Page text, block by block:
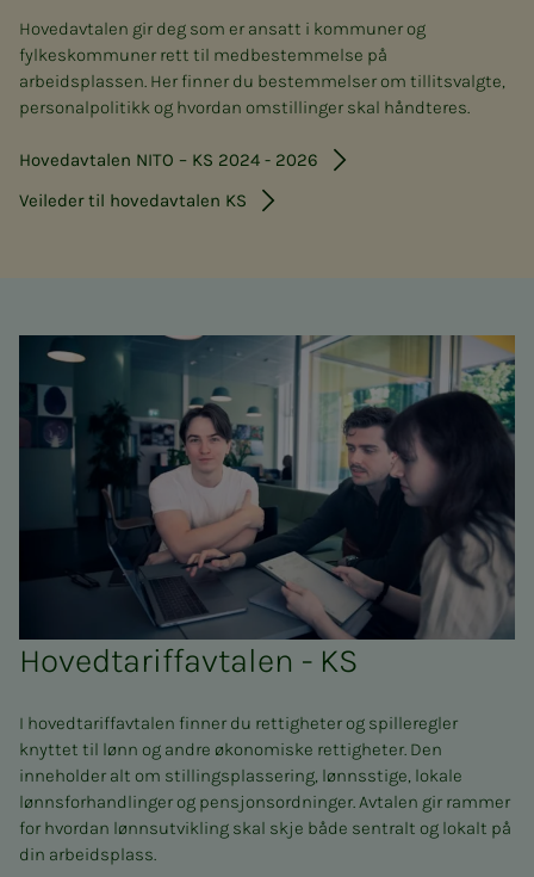
Hovedavtalen gir deg som er ansatt i kommuner og
fylkeskommuner rett til medbestemmelse på
arbeidsplassen. Her finner du bestemmelser om tillitsvalgte,
personalpolitikk og hvordan omstillinger skal håndteres.
Hovedavtalen NITO – KS 2024 - 2026
Veileder til hovedavtalen KS
Hovedtariffavtalen - KS
I hovedtariffavtalen finner du rettigheter og spilleregler
knyttet til lønn og andre økonomiske rettigheter. Den
inneholder alt om stillingsplassering, lønnsstige, lokale
lønnsforhandlinger og pensjonsordninger. Avtalen gir rammer
for hvordan lønnsutvikling skal skje både sentralt og lokalt på
din arbeidsplass.